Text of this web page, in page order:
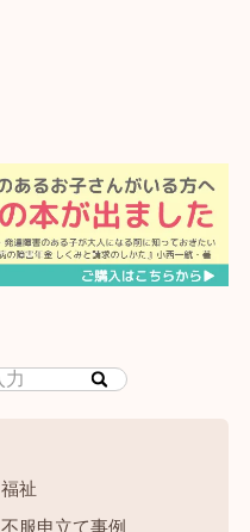
福祉
不服申立て事例